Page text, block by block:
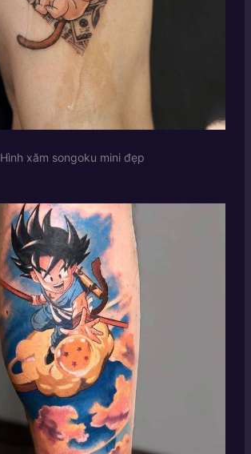
Hình xăm songoku mini đẹp